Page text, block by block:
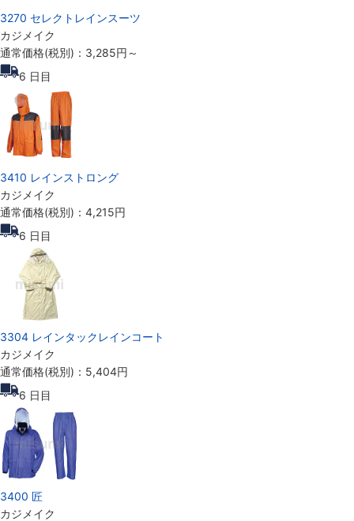
3270 セレクトレインスーツ
カジメイク
通常価格(税別)： 3,285円 ～
6 日目
3410 レインストロング
カジメイク
通常価格(税別)： 4,215円
6 日目
3304 レインタックレインコート
カジメイク
通常価格(税別)： 5,404円
6 日目
3400 匠
カジメイク